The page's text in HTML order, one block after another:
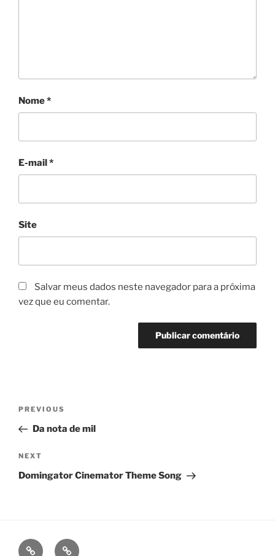
Nome*
E-mail*
Site
Salvar meus dados neste navegador para a próxima
vez que eu comentar.
Navegação
Post
Previous
Post
PREVIOUS
Da nota de mil
Next
Post
NEXT
Domingator Cinemator Theme Song
fb ig